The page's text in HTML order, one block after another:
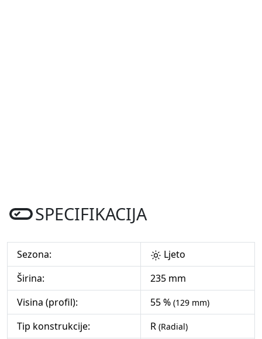
SPECIFIKACIJA
Sezona:
Ljeto
Širina:
235 mm
Visina (profil):
55 % (129 mm)
Tip konstrukcije: R (Radial)